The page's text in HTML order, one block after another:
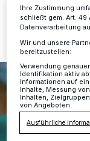
11.07.2022 ,
Ihre Zustimmung
schließt gem. Art. 49
Datenverarbeitung
Wir und unsere
bereitzustellen:
Verwendung
Identifikation aktiv
Informationen auf
Inhalte, Messung
Inhalten,
von Angeboten.
Ausführliche